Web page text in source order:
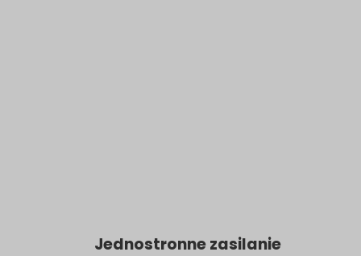
Jednostronne zasilanie